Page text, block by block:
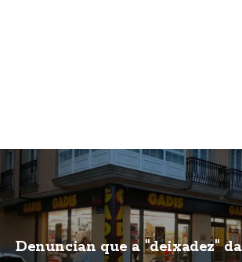
Denuncian que a "deixadez"